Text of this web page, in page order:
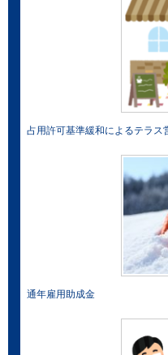
占用許可基準緩和によるテラス
通年雇用助成金